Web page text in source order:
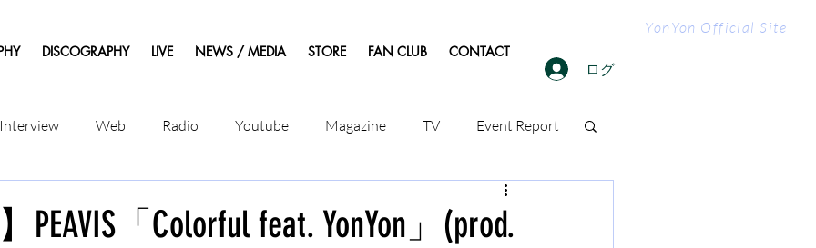
YonYon Official Site
DISCOGRAPHY LIVE NEWS / MEDIA STORE FAN CLUB CONTACT
ログイン
Interview Web Radio Youtube Magazine TV Event Report
PEAVIS「Colorful feat. YonYon」(prod.